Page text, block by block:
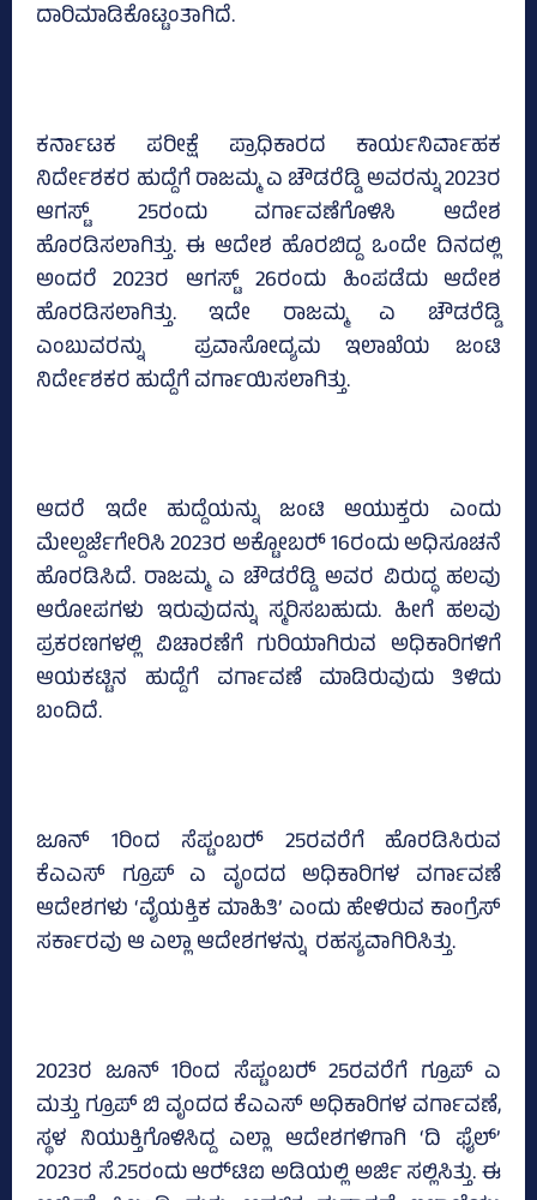
ದಾರಿಮಾಡಿಕೊಟ್ಟಂತಾಗಿದೆ.
ಕರ್ನಾಟಕ ಪರೀಕ್ಷೆ ಪ್ರಾಧಿಕಾರದ ಕಾರ್ಯನಿರ್ವಾಹಕ
ನಿರ್ದೇಶಕರ ಹುದ್ದೆಗೆ ರಾಜಮ್ಮ ಎ ಚೌಡರೆಡ್ಡಿ ಅವರನ್ನು 2023ರ
ಆಗಸ್ಟ್‌ 25ರಂದು ವರ್ಗಾವಣೆಗೊಳಿಸಿ ಆದೇಶ
ಹೊರಡಿಸಲಾಗಿತ್ತು. ಈ ಆದೇಶ ಹೊರಬಿದ್ದ ಒಂದೇ ದಿನದಲ್ಲಿ
ಅಂದರೆ 2023ರ ಆಗಸ್ಟ್‌ 26ರಂದು ಹಿಂಪಡೆದು ಆದೇಶ
ಹೊರಡಿಸಲಾಗಿತ್ತು. ಇದೇ ರಾಜಮ್ಮ ಎ ಚೌಡರೆಡ್ಡಿ
ಎಂಬುವರನ್ನು ಪ್ರವಾಸೋದ್ಯಮ ಇಲಾಖೆಯ ಜಂಟಿ
ನಿರ್ದೇಶಕರ ಹುದ್ದೆಗೆ ವರ್ಗಾಯಿಸಲಾಗಿತ್ತು.
ಆದರೆ ಇದೇ ಹುದ್ದೆಯನ್ನು ಜಂಟಿ ಆಯುಕ್ತರು ಎಂದು
ಮೇಲ್ದರ್ಜೆಗೇರಿಸಿ 2023ರ ಅಕ್ಟೋಬರ್‍‌ 16ರಂದು ಅಧಿಸೂಚನೆ
ಹೊರಡಿಸಿದೆ. ರಾಜಮ್ಮ ಎ ಚೌಡರೆಡ್ಡಿ ಅವರ ವಿರುದ್ಧ ಹಲವು
ಆರೋಪಗಳು ಇರುವುದನ್ನು ಸ್ಮರಿಸಬಹುದು. ಹೀಗೆ ಹಲವು
ಪ್ರಕರಣಗಳಲ್ಲಿ ವಿಚಾರಣೆಗೆ ಗುರಿಯಾಗಿರುವ ಅಧಿಕಾರಿಗಳಿಗೆ
ಆಯಕಟ್ಟಿನ ಹುದ್ದೆಗೆ ವರ್ಗಾವಣೆ ಮಾಡಿರುವುದು ತಿಳಿದು
ಬಂದಿದೆ.
ಜೂನ್‌ 1ರಿಂದ ಸೆಪ್ಟಂಬರ್‍‌ 25ರವರೆಗೆ ಹೊರಡಿಸಿರುವ
ಕೆಎಎಸ್‌ ಗ್ರೂಪ್ ಎ ವೃಂದದ ಅಧಿಕಾರಿಗಳ ವರ್ಗಾವಣೆ
ಆದೇಶಗಳು ‘ವೈಯಕ್ತಿಕ ಮಾಹಿತಿ’ ಎಂದು ಹೇಳಿರುವ ಕಾಂಗ್ರೆಸ್‌
ಸರ್ಕಾರವು ಆ ಎಲ್ಲಾ ಆದೇಶಗಳನ್ನು ರಹಸ್ಯವಾಗಿರಿಸಿತ್ತು.
2023ರ ಜೂನ್‌ 1ರಿಂದ ಸೆಪ್ಟಂಬರ್‍‌ 25ರವರೆಗೆ ಗ್ರೂಪ್‌ ಎ
ಮತ್ತು ಗ್ರೂಪ್‌ ಬಿ ವೃಂದದ ಕೆಎಎಸ್‌ ಅಧಿಕಾರಿಗಳ ವರ್ಗಾವಣೆ,
ಸ್ಥಳ ನಿಯುಕ್ತಿಗೊಳಿಸಿದ್ದ ಎಲ್ಲಾ ಆದೇಶಗಳಿಗಾಗಿ ‘ದಿ ಫೈಲ್‌’
2023ರ ಸೆ.25ರಂದು ಆರ್‍‌ಟಿಐ ಅಡಿಯಲ್ಲಿ ಅರ್ಜಿ ಸಲ್ಲಿಸಿತ್ತು. ಈ